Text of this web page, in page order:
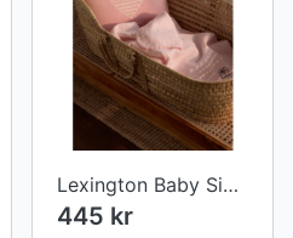
Lexington Baby Signature Star Organic Cotton Throw, Pink/White
445 kr